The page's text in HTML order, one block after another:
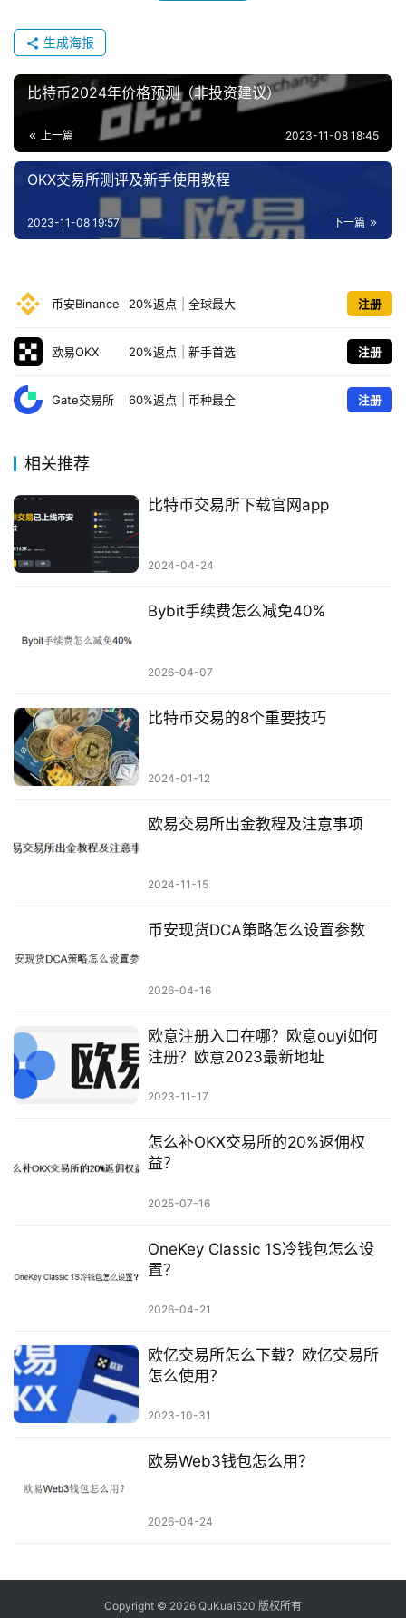
生成海报
比特币2024年价格预测（非投资建议）
上一篇 2023-11-08 18:45
OKX交易所测评及新手使用教程
下一篇
2023-11-08 19:57
币安Binance 20%返点 全球最大 注册
欧易OKX 20%返点 新手首选 注册
Gate交易所 60%返点 币种最全 注册
相关推荐
比特币交易所下载官网app
2024-04-24
Bybit手续费怎么减免40%
2026-04-07
比特币交易的8个重要技巧
2024-01-12
欧易交易所出金教程及注意事项
2024-11-15
币安现货DCA策略怎么设置参数
2026-04-16
欧意注册入口在哪？欧意ouyi如何
注册？欧意2023最新地址
2023-11-17
怎么补OKX交易所的20%返佣权
益？
2025-07-16
OneKey Classic 1S冷钱包怎么设
置？
2026-04-21
欧亿交易所怎么下载？欧亿交易所
怎么使用？
2023-10-31
欧易Web3钱包怎么用？
2026-04-24
Copyright © 2026 QuKuai520 版权所有